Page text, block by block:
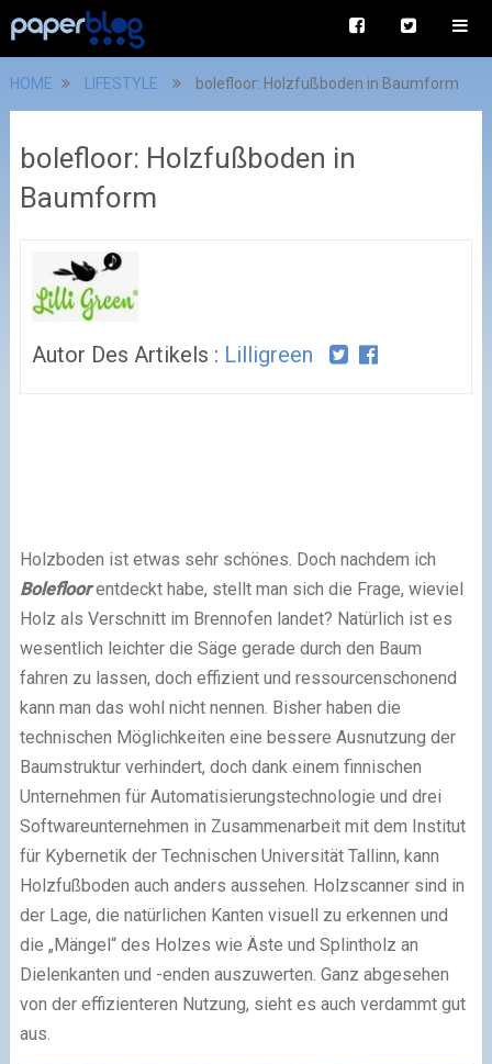
HOME LIFESTYLE bolefloor: Holzfußboden in Baumform
bolefloor: Holzfußboden in
Baumform
Autor Des Artikels : Lilligreen
Holzboden ist etwas sehr schönes. Doch nachdem ich
Bolefloorentdeckt habe, stellt man sich die Frage, wieviel
Holz als Verschnitt im Brennofen landet? Natürlich ist es
wesentlich leichter die Säge gerade durch den Baum
fahren zu lassen, doch effizient und ressourcenschonend
kann man das wohl nicht nennen. Bisher haben die
technischen Möglichkeiten eine bessere Ausnutzung der
Baumstruktur verhindert, doch dank einem finnischen
Unternehmen für Automatisierungstechnologie und drei
Softwareunternehmen in Zusammenarbeit mit dem Institut
für Kybernetik der Technischen Universität Tallinn, kann
Holzfußboden auch anders aussehen. Holzscanner sind in
der Lage, die natürlichen Kanten visuell zu erkennen und
die „Mängel“ des Holzes wie Äste und Splintholz an
Dielenkanten und -enden auszuwerten. Ganz abgesehen
von der effizienteren Nutzung, sieht es auch verdammt gut
aus.